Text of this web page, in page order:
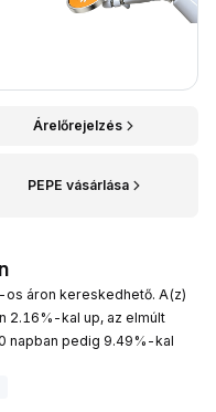
Árelőrejelzés
PEPE vásárlása
os áron kereskedhető. A(z)
2.16%-kal up, az elmúlt
napban pedig 9.49%-kal